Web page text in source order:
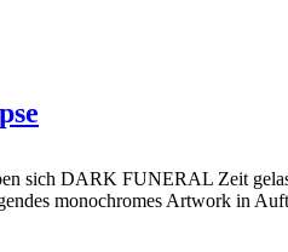
sich DARK FUNERAL Zeit
monochromes Artwork in